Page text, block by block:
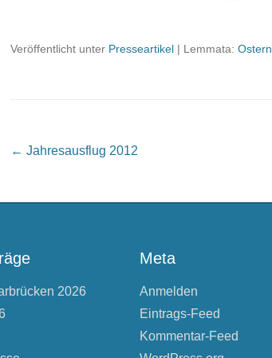
Veröffentlicht unter Presseartikel | Lemmata: Ostern
Beitragsnavigation
← Jahresausflug 2012
2026
Meta
Anmelden
Eintrags-Feed
Kommentar-Feed